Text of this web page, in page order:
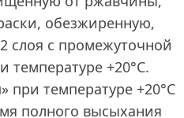
обезжиренную,
слоя с промежуточной
температуре +20°С.
при температуре +20°С
полного высыхания